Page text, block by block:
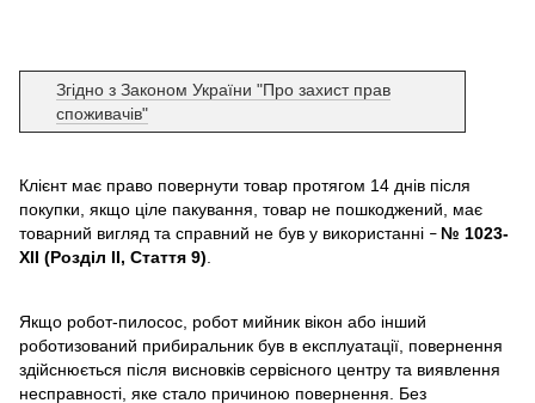
Згідно з Законом України "Про захист прав
споживачів"
Клієнт має право повернути товар протягом 14 днів після
покупки, якщо ціле пакування, товар не пошкоджений, має
товарний вигляд та справний не був у використанні – № 1023-
XII (Розділ II, Стаття 9)
Якщо робот-пилосос, робот мийник вікон або інший
роботизований прибиральник був в експлуатації, повернення
здійснюється після висновків сервісного центру та виявлення
несправності, яке стало причиною повернення. Без